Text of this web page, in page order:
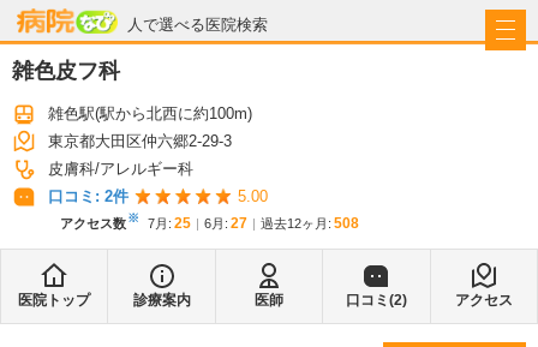
人で選べる医院検索
病院なび
雑色皮フ科
雑色駅(駅から北西に約100m)
東京都大田区仲六郷2-29-3
皮膚科 アレルギー科
口コミ: 2件 5.00
アクセス数※ 7月 : 25 6月 : 27 過去12ヶ月: 508
医院トップ 診療案内 医師 口コミ(2) アクセス